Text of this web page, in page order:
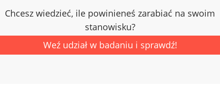
Chcesz wiedzieć, ile powinieneś zarabiać na swoim
stanowisku?
Weź udział w badaniu i sprawdź!